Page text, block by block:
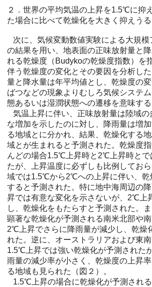
２．世界の平均気温の上昇を1.5℃に抑
た場合に比べて乾燥化を大きく抑えうる
次に、気候変動数値実験による大規模
の結果を用い、地表面の正味放射量と
れる乾燥度（Budykoの乾燥度指数）を
伴う乾燥度の変化とその要因を分析し
量と降水量は年平均値とし、乾燥度の
ばつなどの現象よりむしろ気候システ
態あるいは湿潤状態への遷移を意味する
気温上昇に伴い、正味放射量は陸域の
な増加を示したのに対し、降雨量は増
る地域とに分かれ、結果、乾燥化する
域とが生まれると予測された。乾燥度
んどの場合1.5℃上昇時と2℃上昇時とで
たが、上昇温度に必ずしも比例してお
域では1.5℃から2℃への上昇に伴い、乾
すると予測された。特に地中海周辺の
昇では有意な変化を示さないが、2℃上
し、乾燥化をもたらすと予測された。
顕著な乾燥化が予測される南米北部や南
2℃上昇でさらに降雨量が減少し、乾燥
れた。逆に、オーストラリアおよび東南
1.5℃上昇では強い乾燥化が予測された
雨量の減少率が小さく、乾燥度の上昇
る地域も見られた（図２）。
1.5℃上昇の場合に乾燥化が予測され